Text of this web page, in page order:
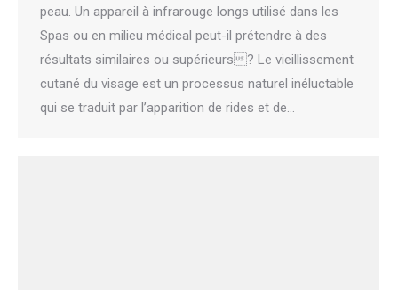
peau. Un appareil à infrarouge longs utilisé dans les
Spas ou en milieu médical peut-il prétendre à des
résultats similaires ou supérieurs? Le vieillissement
cutané du visage est un processus naturel inéluctable
qui se traduit par l’apparition de rides et de…